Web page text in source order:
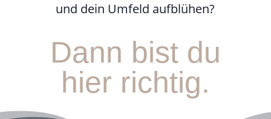
und dein Umfeld aufblühen?
Dann bist du
hier richtig.